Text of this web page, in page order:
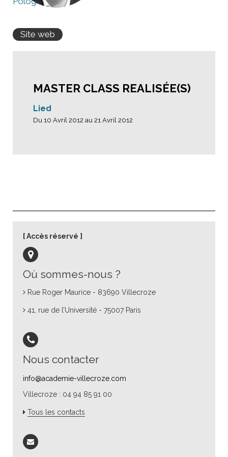
Site web
MASTER CLASS REALISÉE(S)
Lied
Du 10 Avril 2012 au 21 Avril 2012
Où sommes-nous ?
Rue Roger Maurice - 83690 Villecroze
41, rue de l’Université - 75007 Paris
Nous contacter
info@academie-villecroze.com
Villecroze : 04 94 85 91 00
Tous les contacts
Accès réservé